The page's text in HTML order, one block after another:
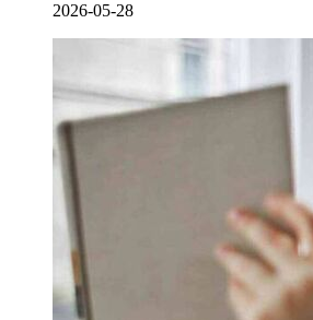
2026-05-28